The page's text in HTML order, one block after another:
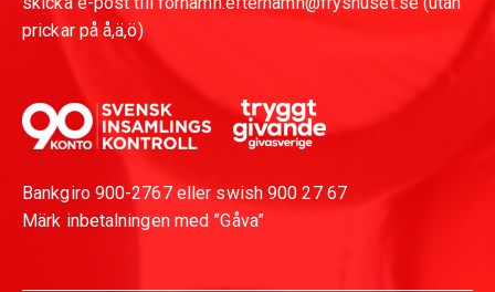
prickar på å,ä,ö)
Bankgiro 900-2767 eller swish 900 27 67
Märk inbetalningen med ”Gåva”